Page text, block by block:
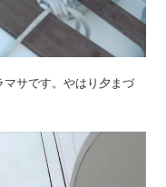
サです。やはり夕まづ